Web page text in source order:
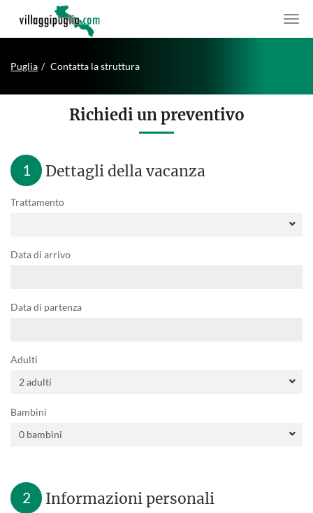
Puglia Contatta la struttura
Richiedi un preventivo
1 Dettagli della vacanza
Trattamento
Data di arrivo
Data di partenza
Adulti
Bambini
2 Informazioni personali